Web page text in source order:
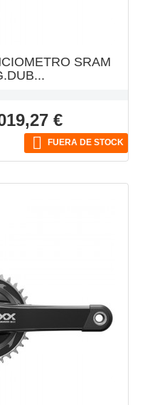
SRAM
€
 FUERA DE STOCK